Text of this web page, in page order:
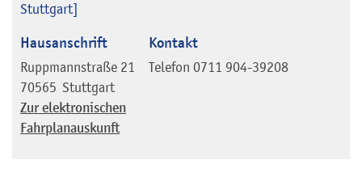
Stuttgart]
Hausanschrift
Ruppmannstraße 21
70565 Stuttgart
Zur elektronischen
Fahrplanauskunft
Kontakt
Telefon 0711 904-39208